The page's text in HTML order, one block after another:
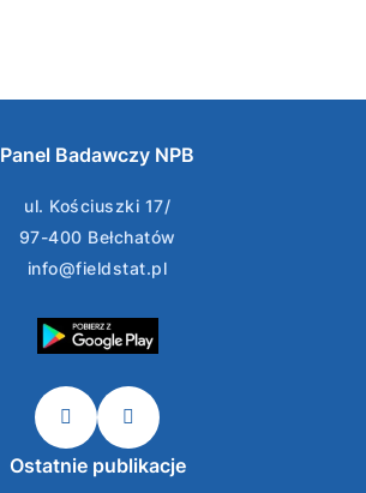
Panel Badawczy NPB
ul. Kościuszki 17/
97-400 Bełchatów
info@fieldstat.pl
Ostatnie publikacje